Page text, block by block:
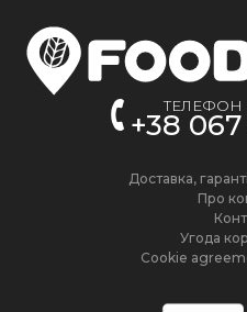
ТЕЛЕФОН
+38
Доставка,
Про
Угода
Cookie